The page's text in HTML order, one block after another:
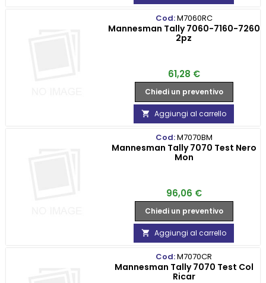
Cod:M7060RC
Mannesman Tally 7060-7160-7260
2pz
Prezzo
61,28 €
Chiedi un preventivo
 Aggiungi al carrello
Cod:M7070BM
Mannesman Tally 7070 Test Nero
Mon
Prezzo
96,06 €
Chiedi un preventivo
 Aggiungi al carrello
Cod:M7070CR
Mannesman Tally 7070 Test Col
Ricar